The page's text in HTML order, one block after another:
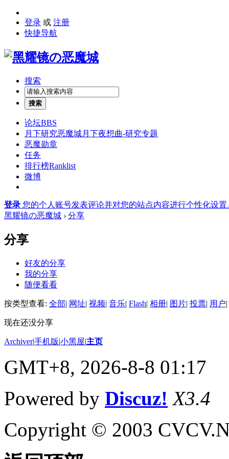
登录 或 注册
快捷导航
搜索
搜索
论坛BBS
月下研究恶魔城月下夜想曲-研究专题
恶魔勋章
任务
排行榜Ranklist
微博
登录 您的个人账号发表评论并对您的站点内容进行个性化设置
黑耀镜の恶魔城 › 分享
分享
好友的分享
我的分享
随便看看
按类型查看: 全部| 网址| 视频| 音乐| Flash| 相册| 图片| 投票| 用户|
现在还没分享
Archiver|手机版|小黑屋|主页
GMT+8, 2026-8-8 01:17
Powered by Discuz! X3.4
Copyright © 2003